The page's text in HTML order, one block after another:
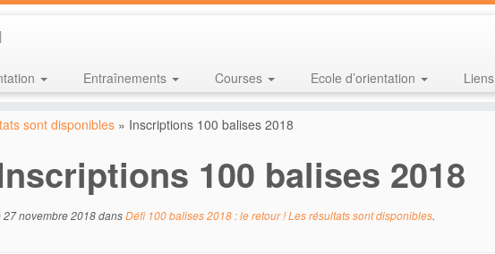
Entraînements Courses Ecole d’orientation Liens
sont disponibles » Inscriptions 100 balises 2018
100 balises 2018
27 novembre 2018dansDéfi 100 balises 2018 : le retour ! Les résultats sont disponibles.